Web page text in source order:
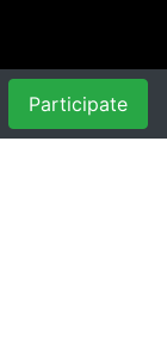
Participate